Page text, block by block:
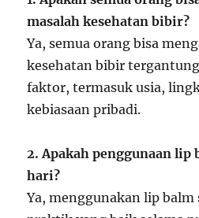
masalah kesehatan bibir?
Ya, semua orang bisa
kesehatan bibir
faktor, termasuk usia,
kebiasaan pribadi.
2. Apakah penggunaan lip
hari?
Ya, menggunakan lip balm